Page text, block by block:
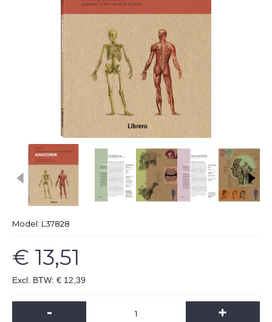
Model: L37828
€ 13,51
Excl. BTW: € 12,39
- +